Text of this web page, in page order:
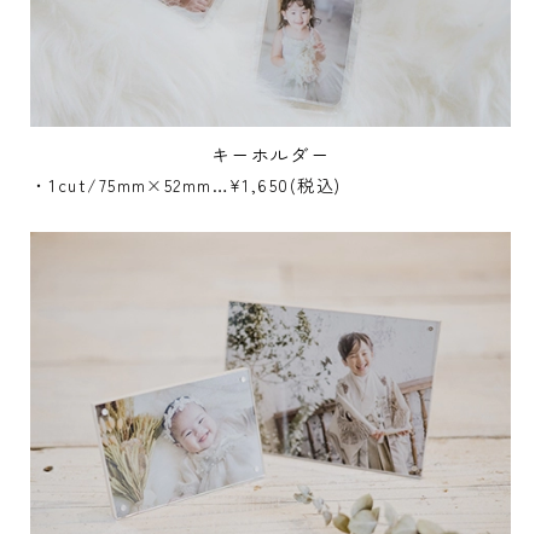
キーホルダー
・1cut/75mm×52mm…¥1,650(税込)